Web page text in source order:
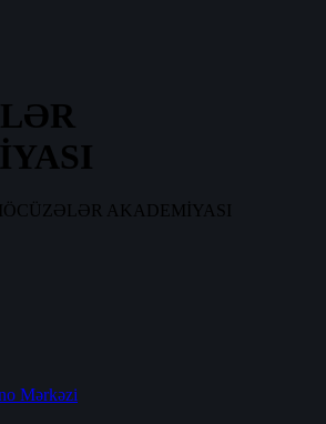
AKADEMİYASI
Mərkəzi